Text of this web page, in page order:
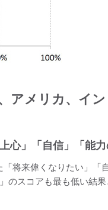
アメリカ、イ
心」「自信」「能力
将来偉くなりたい」「
のスコアも最も低い結果